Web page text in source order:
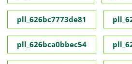
pll_626bc7773de81
pll_626bca0bbec54